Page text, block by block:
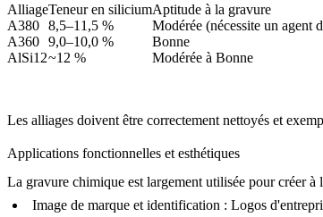
AlliageTeneur en siliciumAptitude à la gravure
A380 8,5–11,5 % Modérée (nécessite un agent
A360 9,0–10,0 % Bonne
AlSi12~12 % Modérée à Bonne
Les alliages doivent être correctement nettoyés et
Applications fonctionnelles et esthétiques
La gravure chimique est largement utilisée pour créer
Image de marque et identification : Logos